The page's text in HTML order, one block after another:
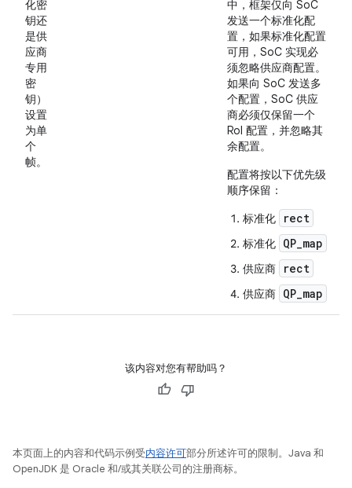
化密
钥还
是供
应商
专用
密
钥）
设置
为单
个
帧。
中，框架仅向 SoC
发送一个标准化配
置，如果标准化配置
可用，SoC 实现必
须忽略供应商配置。
如果向 SoC 发送多
个配置，SoC 供应
商必须仅保留一个
RoI 配置，并忽略其
余配置。
配置将按以下优先级
顺序保留：
标准化
rect
标准化 QP_map
供应商 rect
供应商 QP_map
该内容对您有帮助吗？
本页面上的内容和代码示例受内容许可部分所述许可的限制。Java 和
OpenJDK 是 Oracle 和/或其关联公司的注册商标。